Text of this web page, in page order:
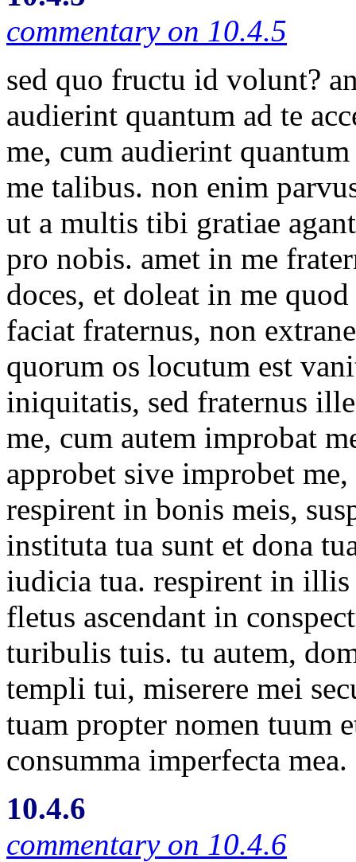
commentary on 10.4.5
sed quo fructu id volunt?
audierint quantum ad te
me, cum audierint
me talibus. non enim
ut a multis tibi gratiae
pro nobis. amet in me
doces, et doleat in me
faciat fraternus, non
quorum os locutum est
iniquitatis, sed fraternus
me, cum autem improbat
approbet sive improbet
respirent in bonis meis,
instituta tua sunt et dona
iudicia tua. respirent in
fletus ascendant in
turibulis tuis. tu autem,
templi tui, miserere mei
tuam propter nomen tuum
consumma imperfecta mea.
10.4.6
commentary on 10.4.6